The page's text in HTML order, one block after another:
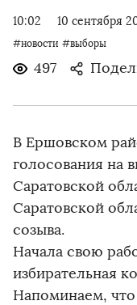
10:02 10 сентября
#новости #выборы
497
В Ершовском
голосования на
Саратовской
Саратовской
созыва.
Начала свою
избирательная
Напоминаем,